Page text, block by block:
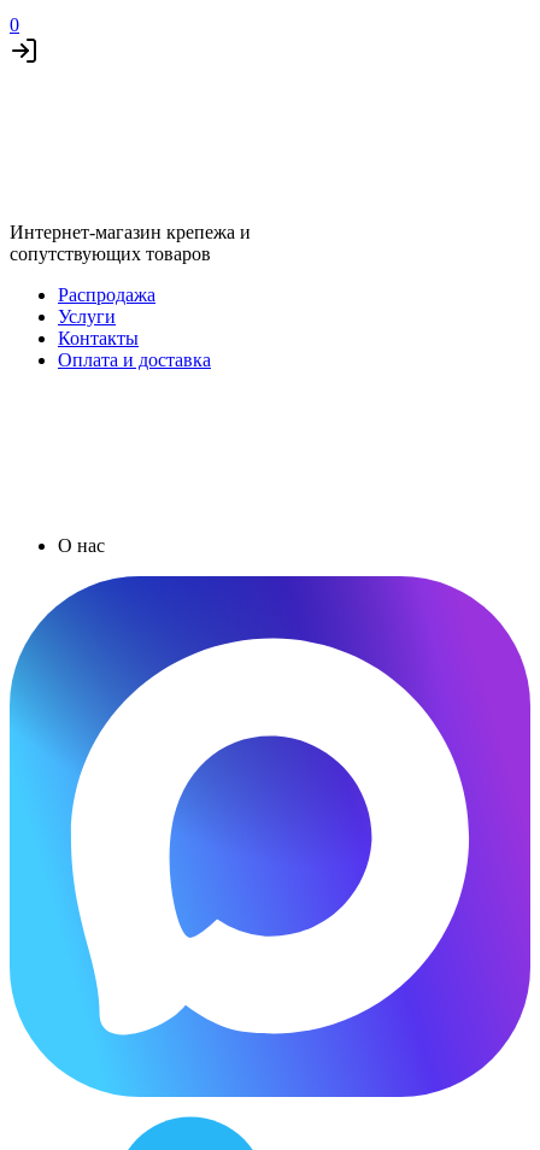
0
Интернет-магазин крепежа и
сопутствующих товаров
Распродажа
Услуги
Контакты
Оплата и доставка
О нас